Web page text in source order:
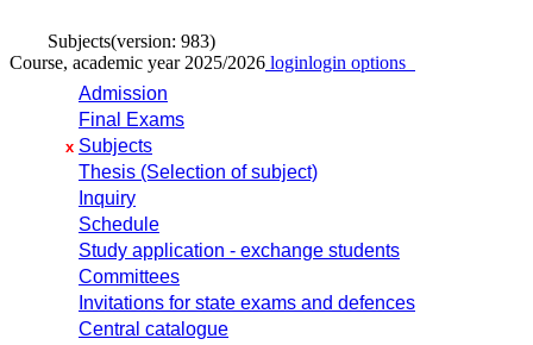
Subjects(version: 983)
Course, academic year 2025/2026 loginlogin options
Admission
Final Exams
x Subjects
Thesis (Selection of subject)
Inquiry
Schedule
Study application - exchange students
Committees
Invitations for state exams and defences
Central catalogue